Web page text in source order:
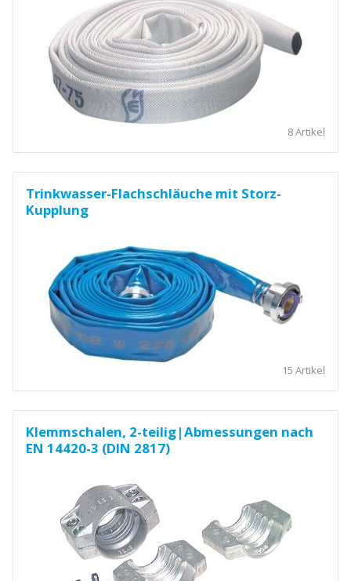
8 Artikel
Trinkwasser-Flachschläuche mit Storz-
Kupplung
15 Artikel
Klemmschalen, 2-teilig|Abmessungen nach
EN 14420-3 (DIN 2817)